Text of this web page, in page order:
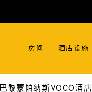
房间 酒店设施
巴黎蒙帕纳斯VOCO酒店